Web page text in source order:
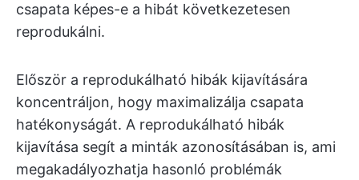
csapata képes-e a hibát következetesen
reprodukálni.
Először a reprodukálható hibák kijavítására
koncentráljon, hogy maximalizálja csapata
hatékonyságát. A reprodukálható hibák
kijavítása segít a minták azonosításában is, ami
megakadályozhatja hasonló problémák